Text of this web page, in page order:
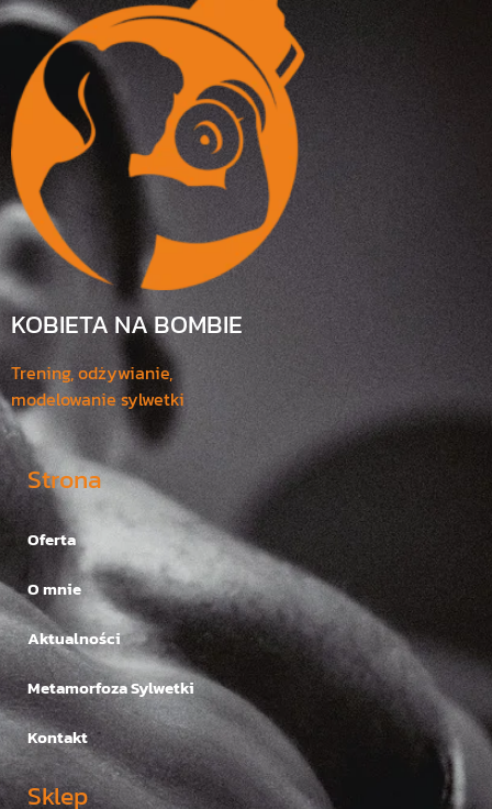
KOBIETA NA BOMBIE
Trening, odżywianie,
modelowanie sylwetki
Strona
Oferta
O mnie
Aktualności
Metamorfoza Sylwetki
Kontakt
Sklep